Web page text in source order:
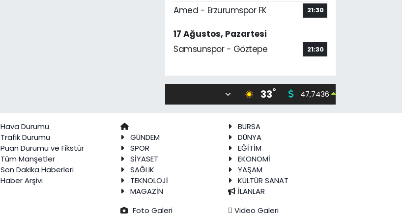
Amed - Erzurumspor FK 21:30
17 Ağustos, Pazartesi
Samsunspor - Göztepe
21:30
33° 47,7436
Hava Durumu
Trafik Durumu
Puan Durumu ve Fikstür
Tüm Manşetler
Son Dakika Haberleri
Haber Arşivi
BURSA
GÜNDEM
DÜNYA
SPOR
EĞİTİM
SİYASET
EKONOMİ
SAĞLIK
YAŞAM
TEKNOLOJİ
KÜLTÜR SANAT
MAGAZİN
İLANLAR
Foto Galeri
Video Galeri